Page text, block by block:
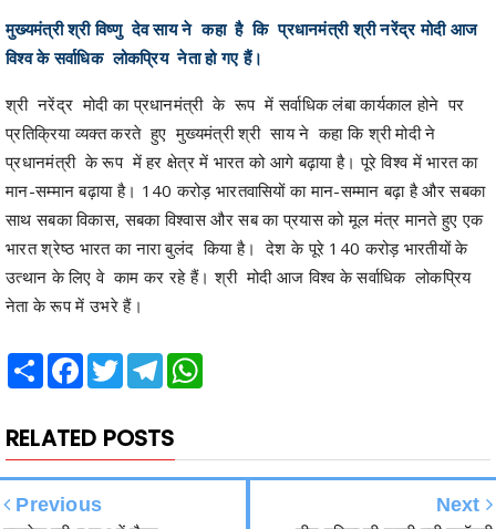
छत्तीसगढ़ में NEET-UG (MBBS/BDS) प्रथम चरण काउंसिलिंग हेतु
मुख्य सचिव ने नक्सल मुक्त क्षेत्रों में अधोसंरचना विकास और बुनियादी
सुविधाओं को प्राथमिकता देने के दिए निर्देश